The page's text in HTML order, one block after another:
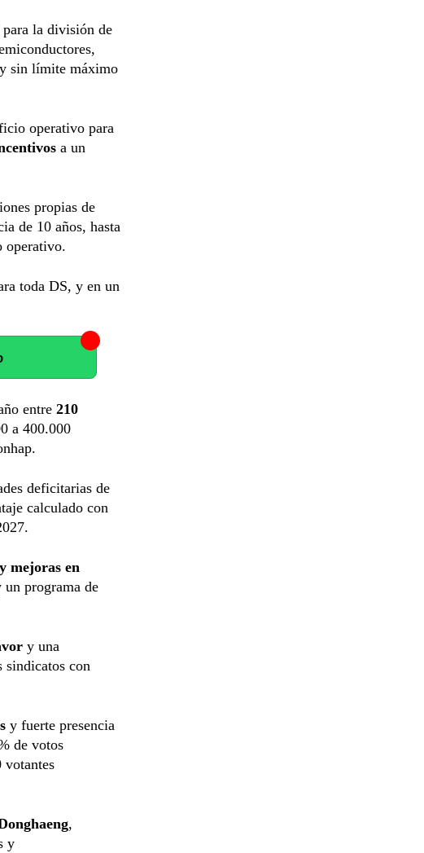
para la división de
y sin límite máximo
operativo para
a un
propias de
de 10 años, hasta
operativo.
toda DS, y en un
entre 210
a 400.000
deficitarias de
calculado con
mejoras en
programa de
y una
sindicatos con
y fuerte presencia
de votos
votantes
,
y